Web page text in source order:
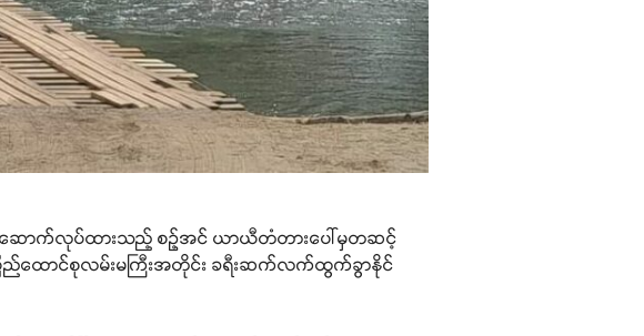
တွင် ဆောက်လုပ်ထားသည့် စဉ့်အင် ယာယီတံတားပေါ်မှတဆင့်
ပြည်ထောင်စုလမ်းမကြီးအတိုင်း ခရီးဆက်လက်ထွက်ခွာနိုင်